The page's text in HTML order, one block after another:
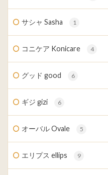
サシャ Sasha 1
コニケア Konicare 4
グッド good 6
ギジ gizi 6
オーバル Ovale 5
エリプス ellips 9